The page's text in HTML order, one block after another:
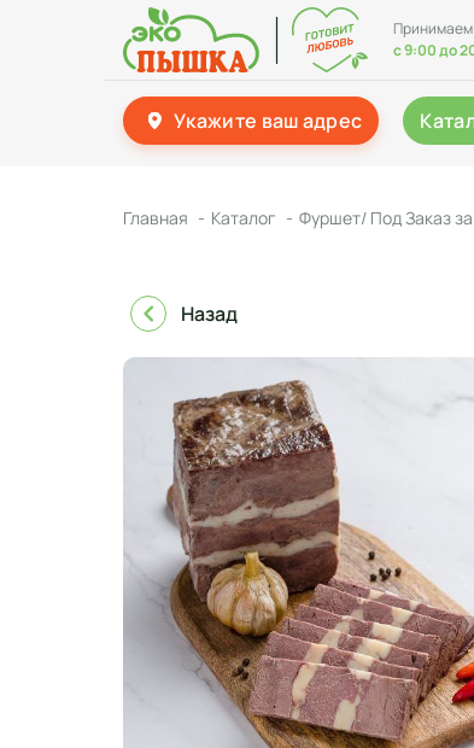
Принимаем
с 9:00 до
Укажите ваш адрес
Главная Каталог Фуршет/ Под Заказ
Назад